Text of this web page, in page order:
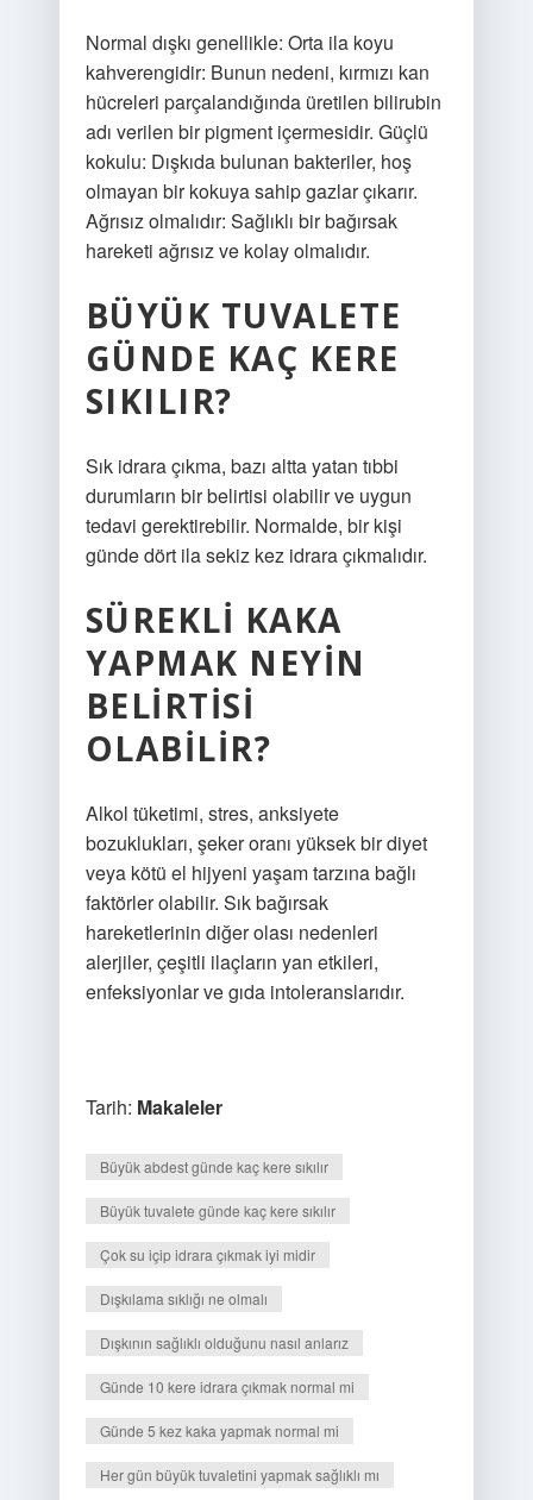
Normal dışkı genellikle: Orta ila koyu
kahverengidir: Bunun nedeni, kırmızı kan
hücreleri parçalandığında üretilen bilirubin
adı verilen bir pigment içermesidir. Güçlü
kokulu: Dışkıda bulunan bakteriler, hoş
olmayan bir kokuya sahip gazlar çıkarır.
Ağrısız olmalıdır: Sağlıklı bir bağırsak
hareketi ağrısız ve kolay olmalıdır.
BÜYÜK TUVALETE
GÜNDE KAÇ KERE
SIKILIR?
Sık idrara çıkma, bazı altta yatan tıbbi
durumların bir belirtisi olabilir ve uygun
tedavi gerektirebilir. Normalde, bir kişi
günde dört ila sekiz kez idrara çıkmalıdır.
SÜREKLI KAKA
YAPMAK NEYIN
BELIRTISI
OLABILIR?
Alkol tüketimi, stres, anksiyete
bozuklukları, şeker oranı yüksek bir diyet
veya kötü el hijyeni yaşam tarzına bağlı
faktörler olabilir. Sık bağırsak
hareketlerinin diğer olası nedenleri
alerjiler, çeşitli ilaçların yan etkileri,
enfeksiyonlar ve gıda intoleranslarıdır.
Tarih: Makaleler
Büyük abdest günde kaç kere sıkılır
Büyük tuvalete günde kaç kere sıkılır
Çok su içip idrara çıkmak iyi midir
Dışkılama sıklığı ne olmalı
Dışkının sağlıklı olduğunu nasıl anlarız
Günde 10 kere idrara çıkmak normal mi
Günde 5 kez kaka yapmak normal mi
Her gün büyük tuvaletini yapmak sağlıklı mı